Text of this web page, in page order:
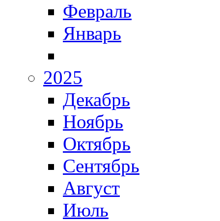
Февраль
Январь
2025
Декабрь
Ноябрь
Октябрь
Сентябрь
Август
Июль